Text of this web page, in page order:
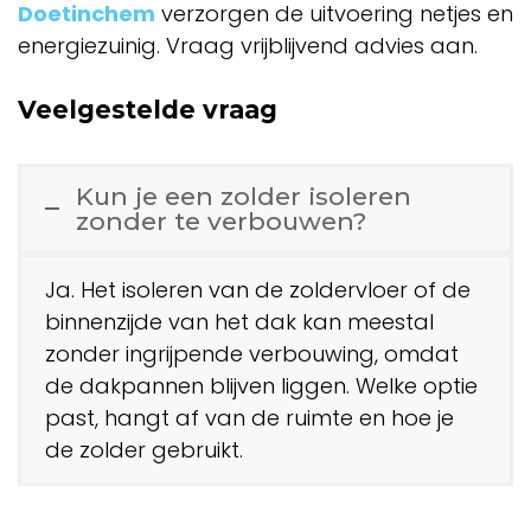
Doetinchem verzorgen de uitvoering netjes en
energiezuinig. Vraag vrijblijvend advies aan.
Veelgestelde vraag
Kun je een zolder isoleren
zonder te verbouwen?
Ja. Het isoleren van de zoldervloer of de
binnenzijde van het dak kan meestal
zonder ingrijpende verbouwing, omdat
de dakpannen blijven liggen. Welke optie
past, hangt af van de ruimte en hoe je
de zolder gebruikt.